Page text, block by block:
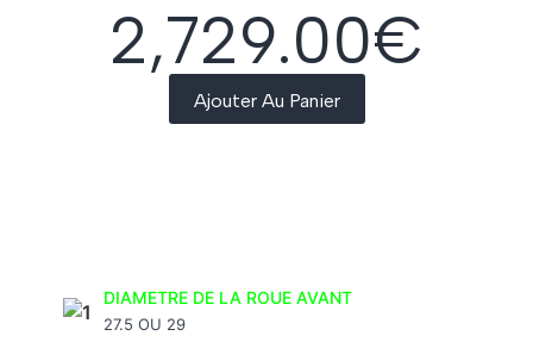
2,729.00€
Ajouter Au Panier
DIAMETRE DE LA ROUE AVANT
27.5 OU 29